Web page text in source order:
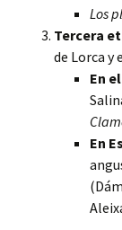
Los
Tercera
de Lorca y
En
En